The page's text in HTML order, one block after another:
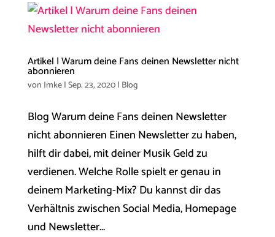
Artikel | Warum deine Fans deinen Newsletter nicht
abonnieren
von Imke|Sep. 23, 2020| Blog
Blog Warum deine Fans deinen Newsletter
nicht abonnieren Einen Newsletter zu haben,
hilft dir dabei, mit deiner Musik Geld zu
verdienen. Welche Rolle spielt er genau in
deinem Marketing-Mix? Du kannst dir das
Verhältnis zwischen Social Media, Homepage
und Newsletter...